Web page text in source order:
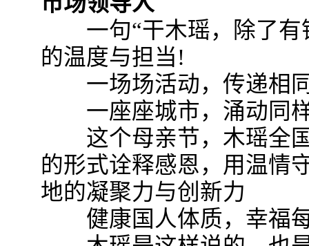
一句“干木瑶，除了有
的温度与担当!
一场场活动，传递相
一座座城市，涌动同
这个母亲节，木瑶全国
的形式诠释感恩，用温情
地的凝聚力与创新力
健康国人体质，幸福